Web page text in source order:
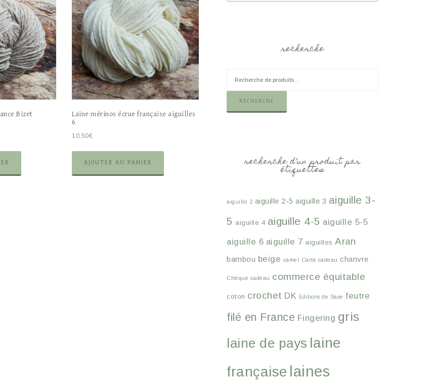
Bizet
Laine mérinos écrue française aiguilles
6
10,50€
AJOUTER AU PANIER
recherche
RECHERCHE
recherche d’un produit par
étiquettes
aiguille 2 aiguille 2-5 aiguille 3 aiguille 3-
5 aiguille 4 aiguille 4-5 aiguille 5-5
aiguille 6 aiguille 7 aiguilles Aran
bambou beige camel Carte cadeau chanvre
Chèque cadeau commerce équitable
coton crochet DK Editions de Saxe feutre
filé en France Fingering gris
laine de pays laine
française laines